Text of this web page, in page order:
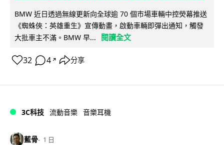
BMW 近日透過無線更新向全球逾 70 個市場車輛中控熒幕推送
《蜘蛛俠：英雄重生》宣傳動畫，啟動車輛即彈出通知，觸發
大批車主不滿。BMW 早...
閱讀全文
32 4 ↗ 分享
3C科技 流動音樂 音樂耳機
藍骨 1 日